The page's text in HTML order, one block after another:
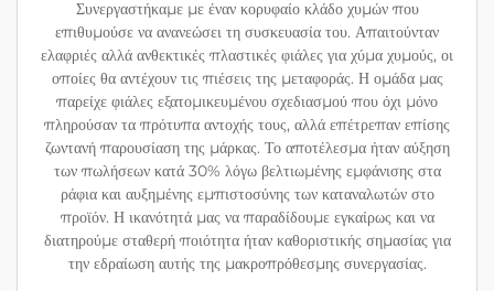
Συνεργαστήκαμε με έναν κορυφαίο κλάδο χυμών που
επιθυμούσε να ανανεώσει τη συσκευασία του. Απαιτούνταν
ελαφριές αλλά ανθεκτικές πλαστικές φιάλες για χύμα χυμούς, οι
οποίες θα αντέχουν τις πιέσεις της μεταφοράς. Η ομάδα μας
παρείχε φιάλες εξατομικευμένου σχεδιασμού που όχι μόνο
πληρούσαν τα πρότυπα αντοχής τους, αλλά επέτρεπαν επίσης
ζωντανή παρουσίαση της μάρκας. Το αποτέλεσμα ήταν αύξηση
των πωλήσεων κατά 30% λόγω βελτιωμένης εμφάνισης στα
ράφια και αυξημένης εμπιστοσύνης των καταναλωτών στο
προϊόν. Η ικανότητά μας να παραδίδουμε εγκαίρως και να
διατηρούμε σταθερή ποιότητα ήταν καθοριστικής σημασίας για
την εδραίωση αυτής της μακροπρόθεσμης συνεργασίας.